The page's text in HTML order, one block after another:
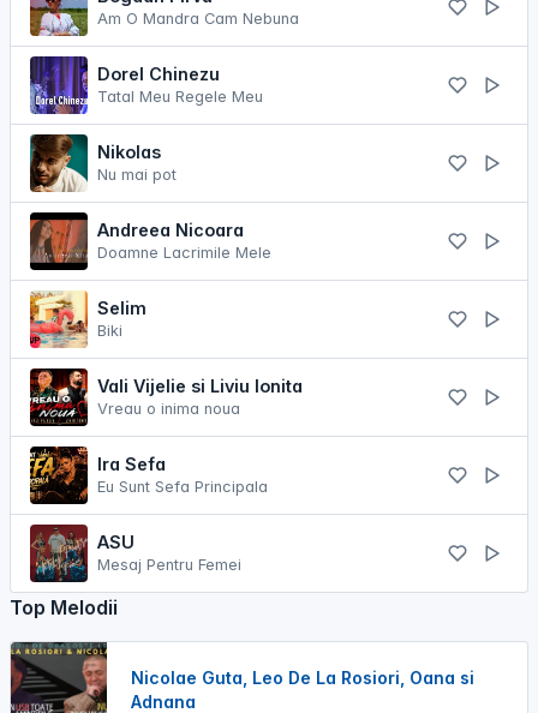
Am O Mandra Cam Nebuna
Dorel Chinezu
Tatal Meu Regele Meu
Nikolas
Nu mai pot
Andreea Nicoara
Doamne Lacrimile Mele
Selim
Biki
Vali Vijelie si Liviu Ionita
Vreau o inima noua
Ira Sefa
Eu Sunt Sefa Principala
ASU
Mesaj Pentru Femei
Top Melodii
Nicolae Guta, Leo De La Rosiori, Oana si
Adnana